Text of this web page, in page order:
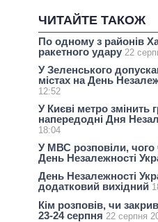
ЧИТАЙТЕ ТАКОЖ
По одному з районів
ракетного удару 22
У Зеленського
містах на День
12:52
У Києві метро змінить
напередодні Дня
18:04
У МВС розповіли, чого
День Незалежності
День Незалежності
додатковий вихідний
Кім розповів, чи
23-24 серпня 22 серпня